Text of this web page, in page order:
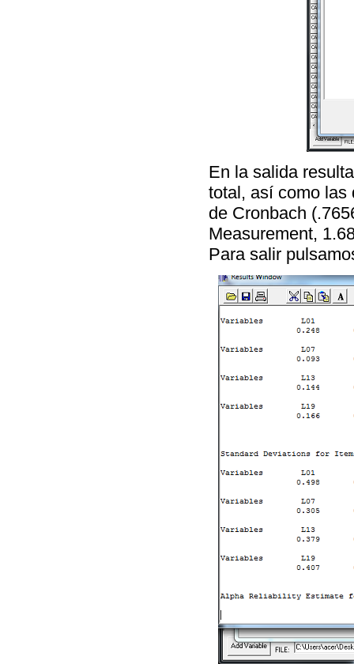
En la salida
total, así como las
de Cronbach
Measurement,
Para salir